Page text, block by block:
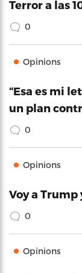
Terror a las
0
Opinions
“Esa es mi
un plan
0
Opinions
Voy a Trump
0
Opinions